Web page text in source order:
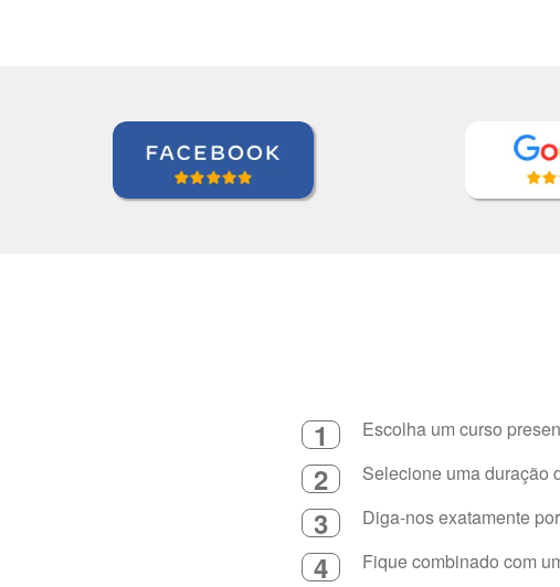
1 Escolha um curso
2 Selecione uma duração
3 Diga-nos exatamente
4 Fique combinado com